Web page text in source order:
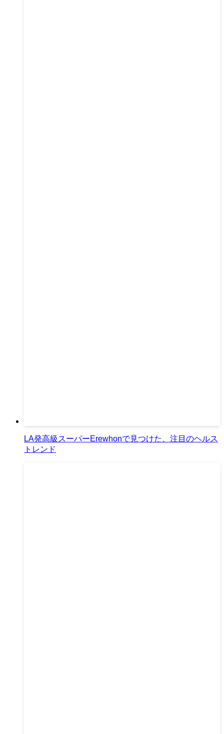
LA発高級スーパーErewhonで見つけた、注目のヘルス
トレンド